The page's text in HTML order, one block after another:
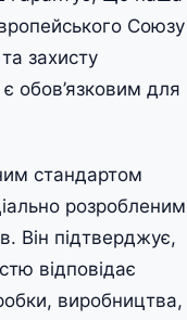
Союзу
захисту
обов’язковим для
стандартом
розробленим
Він підтверджує,
відповідає
виробництва,